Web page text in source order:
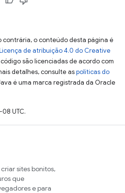
contrária, o conteúdo desta página é
de atribuição 4.0 do Creative
são licenciadas de acordo com
detalhes, consulte aspolíticas do
é uma marca registrada da Oracle
UTC.
sites bonitos,
que
e para